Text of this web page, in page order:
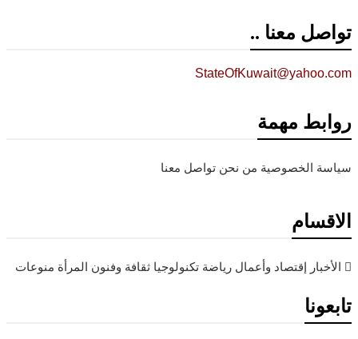
تواصل معنا ..
StateOfKuwait@yahoo.com
روابط مهمة
سياسة الخصوصية من نحن تواصل معنا
الاقسام
الأخبار إقتصاد وأعمال رياضة تكنولوجيا ثقافة وفنون المرأة منوعات
تابعونا